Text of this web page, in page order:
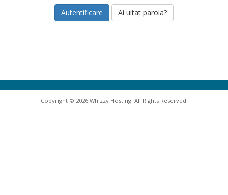
Ai uitat parola?
Copyright © 2026 Whizzy Hosting. All Rights Reserved.